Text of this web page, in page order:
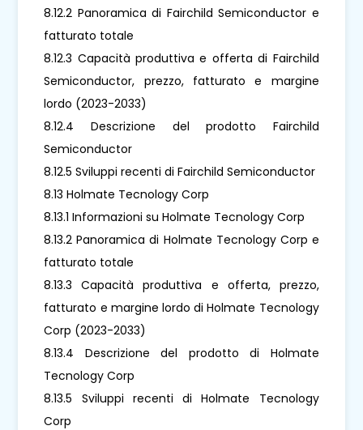
8.12.2 Panoramica di Fairchild Semiconductor e
fatturato totale
8.12.3 Capacità produttiva e offerta di Fairchild
Semiconductor, prezzo, fatturato e margine
lordo (2023-2033)
8.12.4 Descrizione del prodotto Fairchild
Semiconductor
8.12.5 Sviluppi recenti di Fairchild Semiconductor
8.13 Holmate Tecnology Corp
8.13.1 Informazioni su Holmate Tecnology Corp
8.13.2 Panoramica di Holmate Tecnology Corp e
fatturato totale
8.13.3 Capacità produttiva e offerta, prezzo,
fatturato e margine lordo di Holmate Tecnology
Corp (2023-2033)
8.13.4 Descrizione del prodotto di Holmate
Tecnology Corp
8.13.5 Sviluppi recenti di Holmate Tecnology
Corp